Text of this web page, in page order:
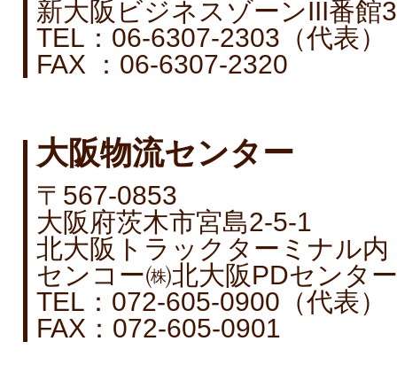
新大阪ビジネスゾーンIII番館
TEL：06-6307-2303（代表）
FAX ：06-6307-2320
大阪物流センター
〒567-0853
大阪府茨木市宮島2-5-1
北大阪トラックターミナル内
センコー㈱北大阪PDセンタ
TEL：072-605-0900（代表）
FAX：072-605-0901